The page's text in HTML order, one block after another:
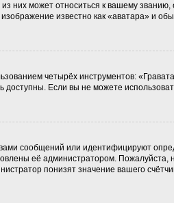
них может относиться к вашему
известно как «аватара» и
четырёх инструментов:
доступны. Если вы не можете
сообщений или идентифицируют
её администратором.
понизят значение вашего